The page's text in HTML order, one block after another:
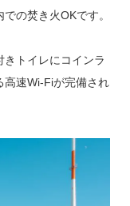
の焚き火OKです。
トイレにコインラ
高速Wi-Fiが完備され